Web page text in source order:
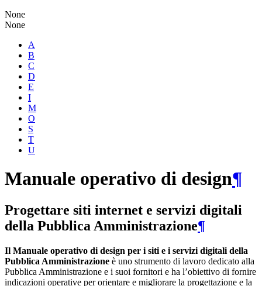
None
None
A
B
C
D
E
I
M
O
S
T
U
Manuale operativo di design¶
Progettare siti internet e servizi digitali
della Pubblica Amministrazione¶
Il Manuale operativo di design per i siti e i servizi digitali della
Pubblica Amministrazione è uno strumento di lavoro dedicato alla
Pubblica Amministrazione e i suoi fornitori e ha l’obiettivo di fornire
indicazioni operative per orientare e migliorare la progettazione e la